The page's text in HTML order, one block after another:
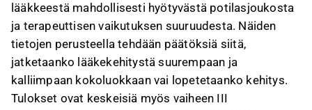
lääkkeestä mahdollisesti hyötyvästä potilasjoukosta
ja terapeuttisen vaikutuksen suuruudesta. Näiden
tietojen perusteella tehdään päätöksiä siitä,
jatketaanko lääkekehitystä suurempaan ja
kalliimpaan kokoluokkaan vai lopetetaanko kehitys.
Tulokset ovat keskeisiä myös vaiheen III